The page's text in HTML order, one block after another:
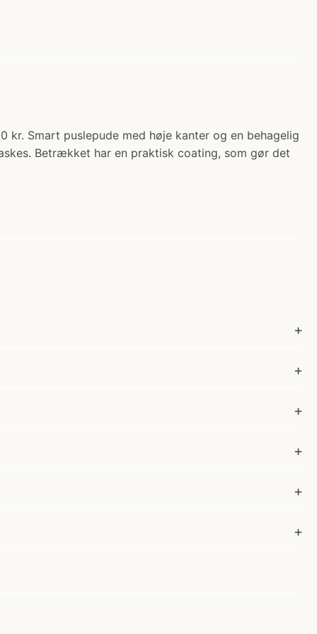
kr. Smart puslepude med høje kanter og en behagelig
Betrækket har en praktisk coating, som gør det